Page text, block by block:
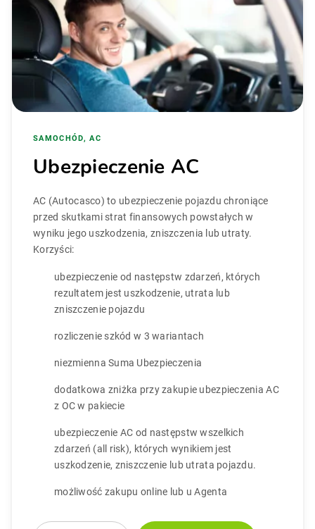
SAMOCHÓD, AC
Ubezpieczenie AC
AC (Autocasco) to ubezpieczenie pojazdu chroniące
przed skutkami strat finansowych powstałych w
wyniku jego uszkodzenia, zniszczenia lub utraty.
Korzyści:
ubezpieczenie od następstw zdarzeń, których
rezultatem jest uszkodzenie, utrata lub
zniszczenie pojazdu
rozliczenie szkód w 3 wariantach
niezmienna Suma Ubezpieczenia
dodatkowa zniżka przy zakupie ubezpieczenia AC
z OC w pakiecie
ubezpieczenie AC od następstw wszelkich
zdarzeń (all risk), których wynikiem jest
uszkodzenie, zniszczenie lub utrata pojazdu.
możliwość zakupu online lub u Agenta